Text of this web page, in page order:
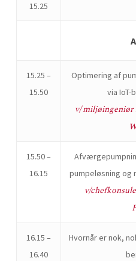
15.25
15.25 –
15.50
Optimering af
via
v/ miljøingeniør
15.50 –
16.15
pumpeløsning og
v/
16.15 –
16.40
Hvornår er nok,